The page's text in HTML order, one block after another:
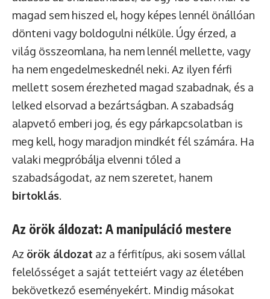
magad sem hiszed el, hogy képes lennél önállóan
dönteni vagy boldogulni nélküle. Úgy érzed, a
világ összeomlana, ha nem lennél mellette, vagy
ha nem engedelmeskednél neki. Az ilyen férfi
mellett sosem érezheted magad szabadnak, és a
lelked elsorvad a bezártságban. A szabadság
alapvető emberi jog, és egy párkapcsolatban is
meg kell, hogy maradjon mindkét fél számára. Ha
valaki megpróbálja elvenni tőled a
szabadságodat, az nem szeretet, hanem
birtoklás.
Az örök áldozat: A manipuláció mestere
Az örök áldozat az a férfitípus, aki sosem vállal
felelősséget a saját tetteiért vagy az életében
bekövetkező eseményekért. Mindig másokat